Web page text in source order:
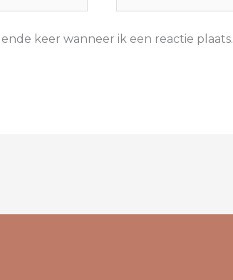
keer wanneer ik een reactie plaats.